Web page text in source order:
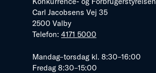
Carl Jacobsens Vej 35
2500 Valby
Telefon: 4171 5000
Mandag–torsdag kl. 8:30–16:00
Fredag 8:30–15:00